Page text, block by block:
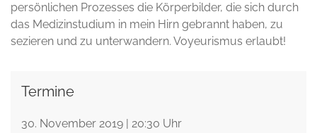
persönlichen Prozesses die Körperbilder, die sich durch
das Medizinstudium in mein Hirn gebrannt haben, zu
sezieren und zu unterwandern. Voyeurismus erlaubt!
Termine
30. November 2019 | 20:30 Uhr